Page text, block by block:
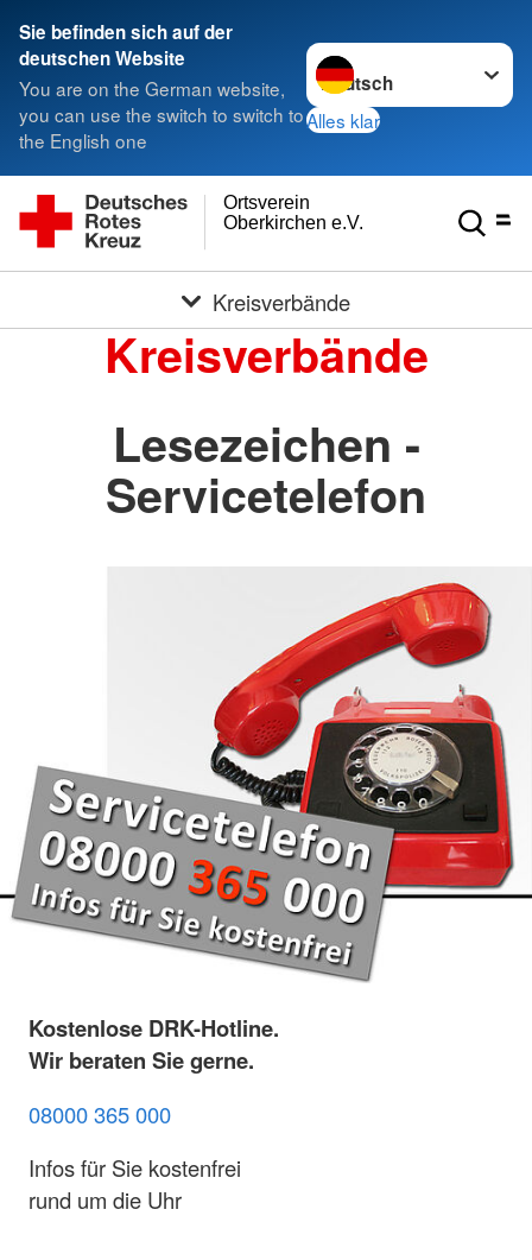
Sie befinden sich auf der
deutschen Website
You are on the German website,
you can use the switch to switch to
the English one
Sprache wechseln zu
Alles klar
Oberkirchen e.V.
Ortsverein
Kreisverbände
Kreisverbände
Lesezeichen -
Servicetelefon
Kostenlose DRK-Hotline.
Wir beraten Sie gerne.
08000 365 000
Infos für Sie kostenfrei
rund um die Uhr